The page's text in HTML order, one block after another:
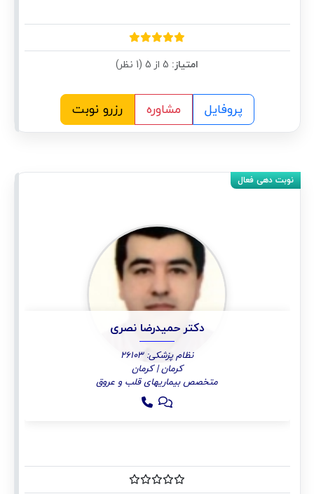
امتیاز:
پروفایل مشاوره رزرو نوبت
دکتر حمیدرضا نصری
نظام پزشکی: 26103
کرمان | کرمان
متخصص بیماریهای قلب و عروق